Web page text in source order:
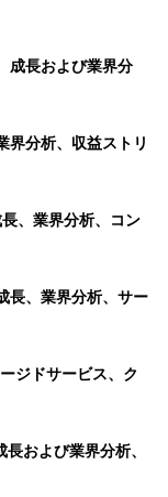
成長および業界分
界分析、収益ストリ
、業界分析、コン
長、業界分析、サー
ジドサービス、ク
および業界分析、